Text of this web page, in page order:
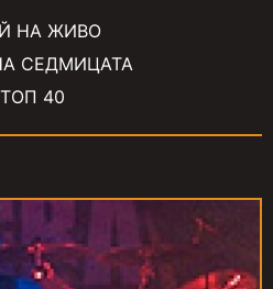
НА ЖИВО
СЕДМИЦАТА
40